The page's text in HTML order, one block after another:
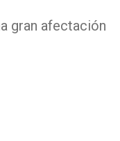
gran afectación